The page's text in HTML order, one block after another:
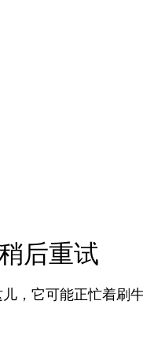
后重试
，它可能正忙着刷